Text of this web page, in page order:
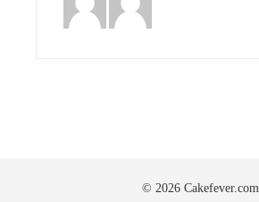
© 2026 Cakefever.com